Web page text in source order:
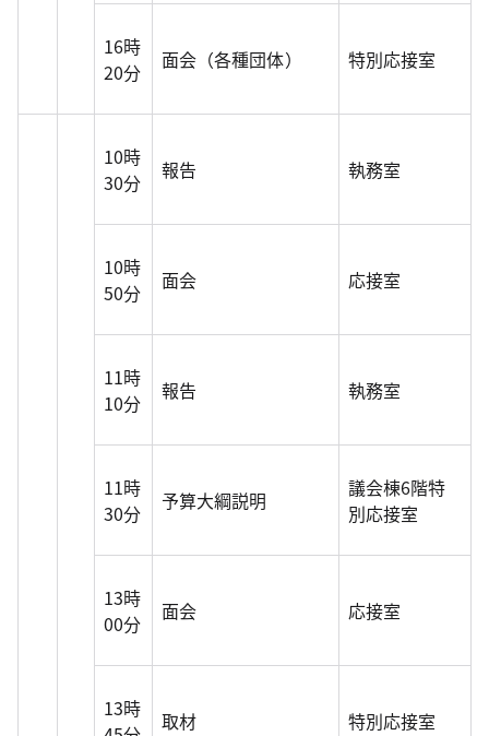
16時
20分
面会（各種団体） 特別応接室
10時
30分
報告 執務室
10時
50分
面会 応接室
11時
10分
報告 執務室
11時
30分
予算大綱説明
議会棟6階特
別応接室
13時
00分
面会 応接室
13時
取材 特別応接室